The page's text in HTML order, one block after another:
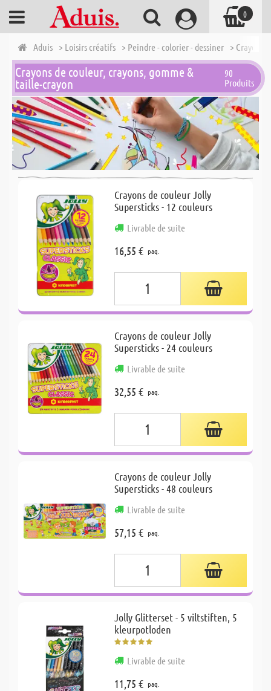
Aduis > Loisirs créatifs > Peindre - colorier - dessiner > Crayons
Crayons de couleur, crayons, gomme &
taille-crayon
90
Produits
Crayons de couleur Jolly
Supersticks - 12 couleurs
Livrable de suite
16,55 € paq.
Crayons de couleur Jolly
Supersticks - 24 couleurs
Livrable de suite
32,55 € paq.
Crayons de couleur Jolly
Supersticks - 48 couleurs
Livrable de suite
57,15 € paq.
Jolly Glitterset - 5 viltstiften, 5
kleurpotloden
Livrable de suite
11,75 € paq.
0